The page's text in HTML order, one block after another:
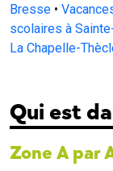
Bresse •
scolaires à
La Chapelle-
Qui est
Zone A par